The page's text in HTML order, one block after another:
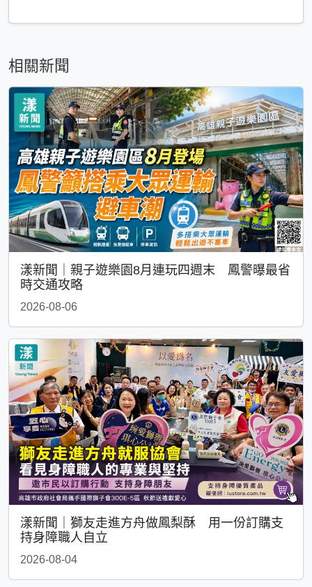
相關新聞
漾新聞｜親子遊樂園8月連玩四週末 鳳警曝最省
時交通攻略
2026-08-06
漾新聞｜獅友走進方舟做鳳梨酥 用一份訂購支
持身障職人自立
2026-08-04